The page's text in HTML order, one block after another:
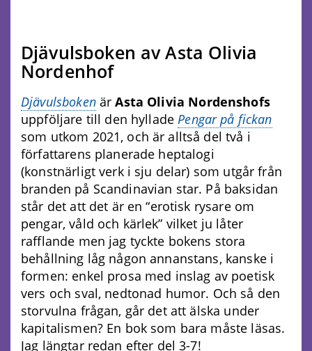
Djävulsboken av Asta Olivia
Nordenhof
DjävulsbokenärAsta Olivia Nordenshofs
uppföljare till den hylladePengar på fickan
som utkom 2021, och är alltså del två i
författarens planerade heptalogi
(konstnärligt verk i sju delar) som utgår från
branden på Scandinavian star. På baksidan
står det att det är en “erotisk rysare om
pengar, våld och kärlek” vilket ju låter
rafflande men jag tyckte bokens stora
behållning låg någon annanstans, kanske i
formen: enkel prosa med inslag av poetisk
vers och sval, nedtonad humor. Och så den
storvulna frågan, går det att älska under
kapitalismen? En bok som bara måste läsas.
Jag längtar redan efter del 3-7!